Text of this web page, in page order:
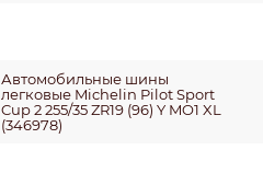
Автомобильные шины
легковые Michelin Pilot Sport
Cup 2 255/35 ZR19 (96) Y MO1 XL
(346978)